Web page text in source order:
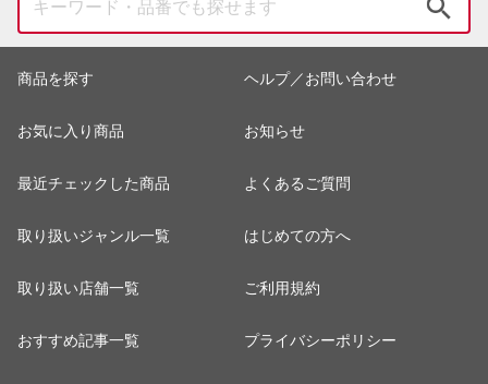
商品を探す
お気に入り商品
最近チェックした商品
取り扱いジャンル一覧
取り扱い店舗一覧
おすすめ記事一覧
ヘルプ／お問い合わせ
お知らせ
よくあるご質問
はじめての方へ
ご利用規約
プライバシーポリシー